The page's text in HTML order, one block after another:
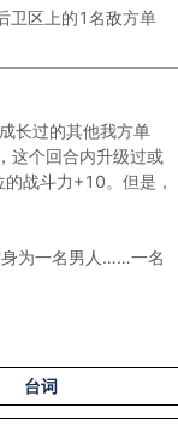
卫区上的1名敌方单
长过的其他我方单
这个回合内升级过或
战斗力+10。但是，
身为一名男人……一名
台词